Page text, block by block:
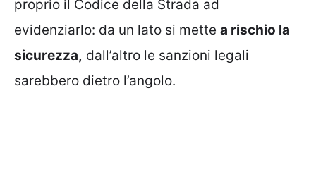
proprio il Codice della Strada ad
evidenziarlo: da un lato si mette a rischio la
sicurezza, dall’altro le sanzioni legali
sarebbero dietro l’angolo.